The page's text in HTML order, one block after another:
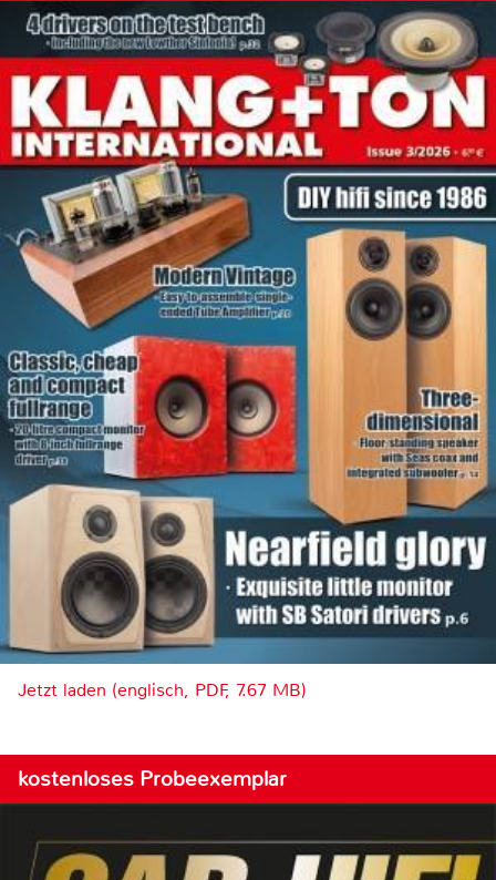
Jetzt laden (englisch, PDF, 7.67 MB)
kostenloses Probeexemplar